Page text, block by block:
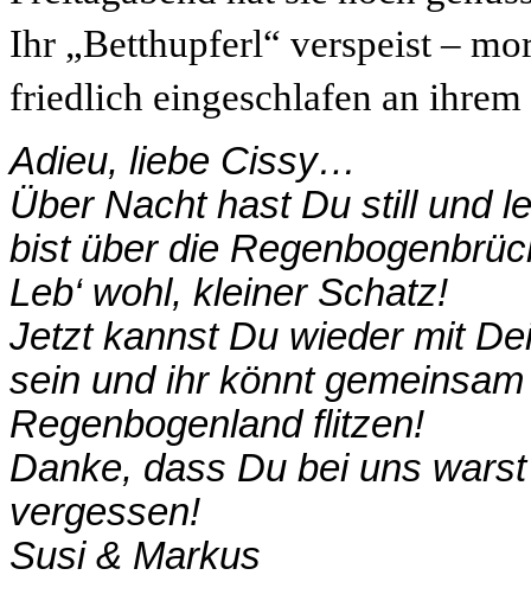
Ihr „Betthupferl“ verspeist –
friedlich eingeschlafen an
Adieu, liebe Cissy…
Über Nacht hast Du still und
bist über die
Leb‘ wohl, kleiner Schatz!
Jetzt kannst Du wieder mit
sein und ihr könnt
Regenbogenland flitzen!
Danke, dass Du bei uns
vergessen!
Susi & Markus